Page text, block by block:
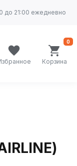
до 21:00 ежедневно
Корзина
0